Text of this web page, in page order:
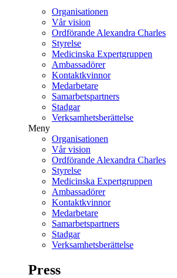
Organisationen
Vår vision
Ordförande Alexandra Charles
Styrelse
Medicinska Expertgruppen
Ambassadörer
Kontaktkvinnor
Medarbetare
Samarbetspartners
Stadgar
Verksamhetsberättelse
Meny
Organisationen
Vår vision
Ordförande Alexandra Charles
Styrelse
Medicinska Expertgruppen
Ambassadörer
Kontaktkvinnor
Medarbetare
Samarbetspartners
Stadgar
Verksamhetsberättelse
Press